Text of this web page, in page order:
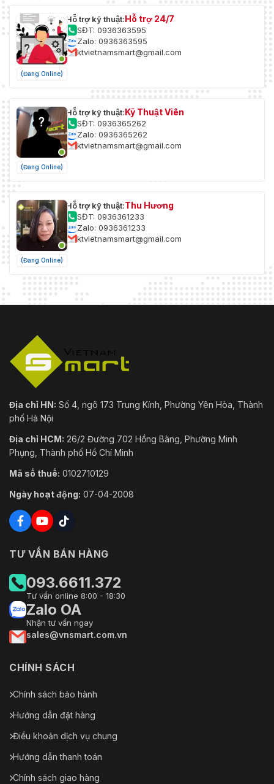
(Đang Online)
Hỗ trợ kỹ thuật:Hỗ trợ 24/7
SĐT: 0936363595
Zalo: 0936363595
ktvietnamsmart@gmail.com
(Đang Online)
Hỗ trợ kỹ thuật:Kỹ Thuật Viên
SĐT: 0936365262
Zalo: 0936365262
ktvietnamsmart@gmail.com
(Đang Online)
Hỗ trợ kỹ thuật:Thu Hương
SĐT: 0936361233
Zalo: 0936361233
ktvietnamsmart@gmail.com
Địa chỉ HN: Số 4, ngõ 173 Trung Kính, Phường Yên Hòa, Thành
phố Hà Nội
Địa chỉ HCM: 26/2 Đường 702 Hồng Bàng, Phường Minh
Phụng, Thành phố Hồ Chí Minh
Mã số thuế: 0102710129
Ngày hoạt động: 07-04-2008
TƯ VẤN BÁN HÀNG
093.6611.372
Tư vấn online 8:00 - 18:30
Zalo OA
Nhận tư vấn ngay
sales@vnsmart.com.vn
CHÍNH SÁCH
Chính sách bảo hành
Hướng dẫn đặt hàng
Điều khoản dịch vụ chung
Hướng dẫn thanh toán
Chính sách giao hàng